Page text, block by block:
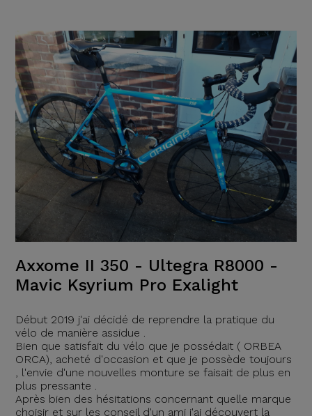
Axxome II 350 - Ultegra R8000 -
Mavic Ksyrium Pro Exalight
Début 2019 j'ai décidé de reprendre la pratique du
vélo de manière assidue .
Bien que satisfait du vélo que je possédait ( ORBEA
ORCA), acheté d'occasion et que je possède toujours
, l'envie d'une nouvelles monture se faisait de plus en
plus pressante .
Après bien des hésitations concernant quelle marque
choisir et sur les conseil d'un ami j'ai découvert la